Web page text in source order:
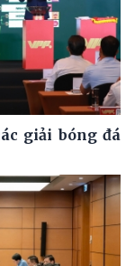
giải bóng đá